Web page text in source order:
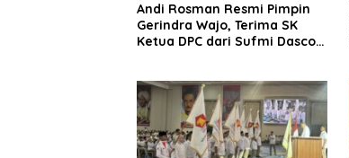
Andi Rosman Resmi Pimpin
Gerindra Wajo, Terima SK
Ketua DPC dari Sufmi Dasco